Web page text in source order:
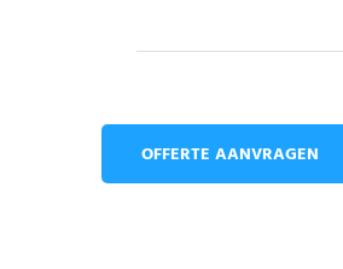
OFFERTE AANVRAGEN